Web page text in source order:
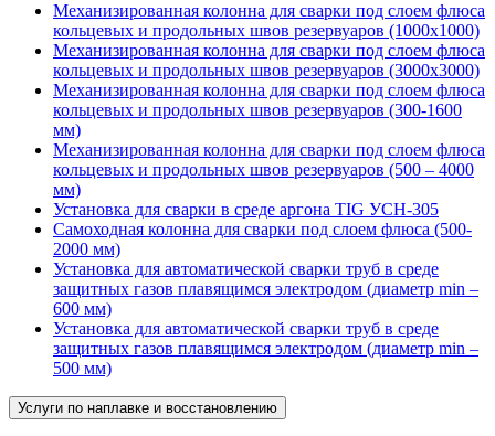
Механизированная колонна для сварки под слоем флюса
кольцевых и продольных швов резервуаров (1000х1000)
Механизированная колонна для сварки под слоем флюса
кольцевых и продольных швов резервуаров (3000х3000)
Механизированная колонна для сварки под слоем флюса
кольцевых и продольных швов резервуаров (300-1600
мм)
Механизированная колонна для сварки под слоем флюса
кольцевых и продольных швов резервуаров (500 – 4000
мм)
Установка для сварки в среде аргона TIG УСН-305
Самоходная колонна для сварки под слоем флюса (500-
2000 мм)
Установка для автоматической сварки труб в среде
защитных газов плавящимся электродом (диаметр min –
600 мм)
Установка для автоматической сварки труб в среде
защитных газов плавящимся электродом (диаметр min –
500 мм)
Услуги по наплавке и восстановлению